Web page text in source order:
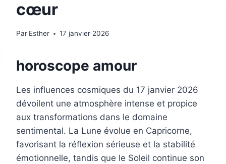
cœur
Par Esther 17 janvier 2026
horoscope amour
Les influences cosmiques du 17 janvier 2026
dévoilent une atmosphère intense et propice
aux transformations dans le domaine
sentimental. La Lune évolue en Capricorne,
favorisant la réflexion sérieuse et la stabilité
émotionnelle, tandis que le Soleil continue son